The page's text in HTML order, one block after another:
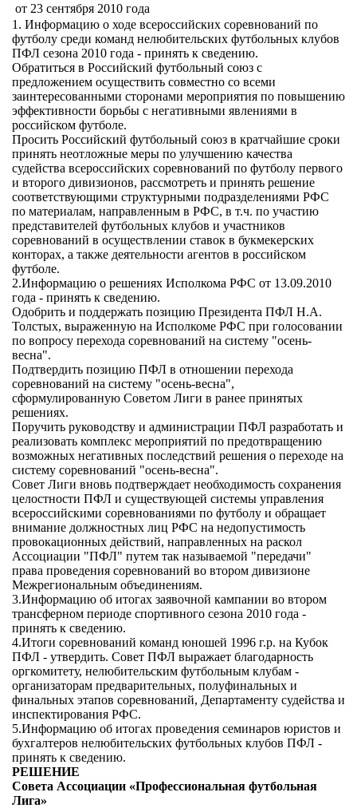
от 23 сентября 2010 года
1. Информацию о ходе всероссийских соревнований по
футболу среди команд нелюбительских футбольных клубов
ПФЛ сезона 2010 года - принять к сведению.
Обратиться в Российский футбольный союз с
предложением осуществить совместно со всеми
заинтересованными сторонами мероприятия по повышению
эффективности борьбы с негативными явлениями в
российском футболе.
Просить Российский футбольный союз в кратчайшие сроки
принять неотложные меры по улучшению качества
судейства всероссийских соревнований по футболу первого
и второго дивизионов, рассмотреть и принять решение
соответствующими структурными подразделениями РФС
по материалам, направленным в РФС, в т.ч. по участию
представителей футбольных клубов и участников
соревнований в осуществлении ставок в букмекерских
конторах, а также деятельности агентов в российском
футболе.
2.Информацию о решениях Исполкома РФС от 13.09.2010
года - принять к сведению.
Одобрить и поддержать позицию Президента ПФЛ Н.А.
Толстых, выраженную на Исполкоме РФС при голосовании
по вопросу перехода соревнований на систему "осень-
весна".
Подтвердить позицию ПФЛ в отношении перехода
соревнований на систему "осень-весна",
сформулированную Советом Лиги в ранее принятых
решениях.
Поручить руководству и администрации ПФЛ разработать и
реализовать комплекс мероприятий по предотвращению
возможных негативных последствий решения о переходе на
систему соревнований "осень-весна".
Совет Лиги вновь подтверждает необходимость сохранения
целостности ПФЛ и существующей системы управления
всероссийскими соревнованиями по футболу и обращает
внимание должностных лиц РФС на недопустимость
провокационных действий, направленных на раскол
Ассоциации "ПФЛ" путем так называемой "передачи"
права проведения соревнований во втором дивизионе
Межрегиональным объединениям.
3.Информацию об итогах заявочной кампании во втором
трансферном периоде спортивного сезона 2010 года -
принять к сведению.
4.Итоги соревнований команд юношей 1996 г.р. на Кубок
ПФЛ - утвердить. Совет ПФЛ выражает благодарность
оргкомитету, нелюбительским футбольным клубам -
организаторам предварительных, полуфинальных и
финальных этапов соревнований, Департаменту судейства и
инспектирования РФС.
5.Информацию об итогах проведения семинаров юристов и
бухгалтеров нелюбительских футбольных клубов ПФЛ -
принять к сведению.
РЕШЕНИЕ
Совета Ассоциации «Профессиональная футбольная
Лига»